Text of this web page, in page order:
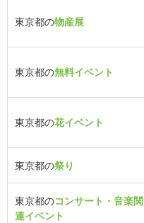
東京都の物産展
東京都の無料イベント
東京都の花イベント
東京都の祭り
東京都のコンサート・音楽関
連イベント